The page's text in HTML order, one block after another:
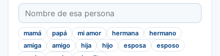
mamá papá mi amor hermana
hermano
amiga
amigo hija hijo esposa
esposo